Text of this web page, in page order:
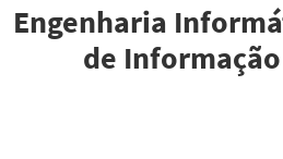
Engenharia
de Informação